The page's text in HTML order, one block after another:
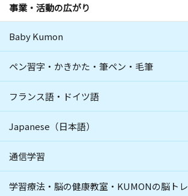
事業・活動の広がり
Baby Kumon
ペン習字・かきかた・筆ペン・毛筆
フランス語・ドイツ語
Japanese（日本語）
通信学習
学習療法・脳の健康教室・KUMONの脳トレ